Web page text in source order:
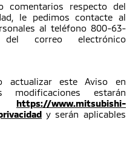
comentarios respecto del
le pedimos contacte al
al teléfono 800-63-
correo electrónico
actualizar este Aviso en
modificaciones estarán
https://www.mitsubishi-
y serán aplicables